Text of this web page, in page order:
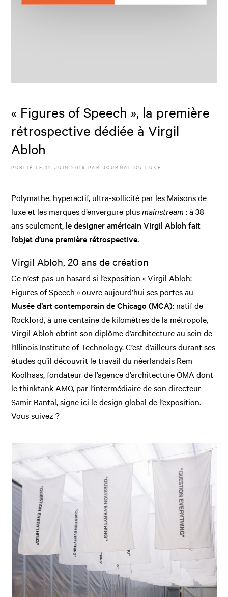
« Figures of Speech », la première
rétrospective dédiée à Virgil
Abloh
PUBLIÉ LE12 JUIN 2019 PAR JOURNAL DU LUXE
Polymathe, hyperactif, ultra-sollicité par les Maisons de
luxe et les marques d’envergure plusmainstream : à 38
ans seulement, le designer américain Virgil Abloh fait
l’objet d’une première rétrospective.
Virgil Abloh, 20 ans de création
Ce n’est pas un hasard si l’exposition « Virgil Abloh:
Figures of Speech » ouvre aujourd’hui ses portes au
Musée d’art contemporain de Chicago (MCA): natif de
Rockford, à une centaine de kilomètres de la métropole,
Virgil Abloh obtint son diplôme d’architecture au sein de
l’Illinois Institute of Technology. C’est d’ailleurs durant ses
études qu’il découvrit le travail du néerlandais Rem
Koolhaas, fondateur de l’agence d’architecture OMA dont
le thinktank AMO, par l’intermédiaire de son directeur
Samir Bantal, signe ici le design global de l’exposition.
Vous suivez ?